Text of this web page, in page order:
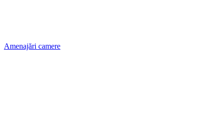
Amenajări camere